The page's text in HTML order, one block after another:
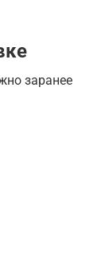
заранее